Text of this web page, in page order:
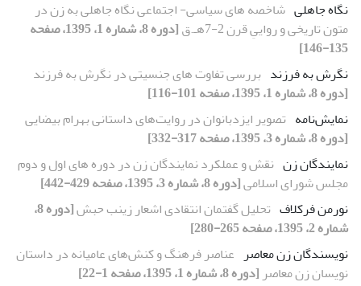
نگاه جاهلی شاخصه های سیاسی- اجتماعی نگاه جاهلی به زن در
متون تاریخی و رواییِ قرن 2-7هـ.ق
[دوره 8، شماره 1، 1395، صفحه
135-146]
نگرش به فرزند بررسی تفاوت های جنسیتی در نگرش به فرزند
[دوره 8، شماره 1، 1395، صفحه 101-116]
نمایش‌نامه تصویر ایزدبانوان در روایت‌های داستانی بهرام بیضایی
[دوره 8، شماره 3، 1395، صفحه 317-332]
نمایندگان زن نقش و عملکرد نمایندگان زن در دوره‏ های اول و دوم
مجلس شورای اسلامی[دوره 8، شماره 3، 1395، صفحه 429-442]
نورمن فرکلاف تحلیل گفتمان انتقادی اشعار زینب حبش
[دوره 8،
شماره 2، 1395، صفحه 265-280]
نویسندگان زن معاصر عناصر فرهنگ و کنش‌های عامیانه در داستان
نویسان زن معاصر [دوره 8، شماره 1، 1395، صفحه 1-22]